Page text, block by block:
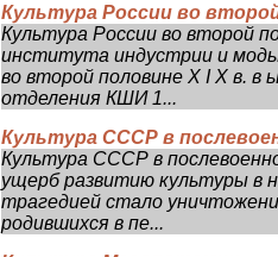
Культура России во
Культура России во второй
института индустрии и
во второй половине Х I Х в. в
отделения КШИ 1...
Культура СССР в
Культура СССР в
ущерб развитию культуры в
трагедией стало
родившихся в пе...